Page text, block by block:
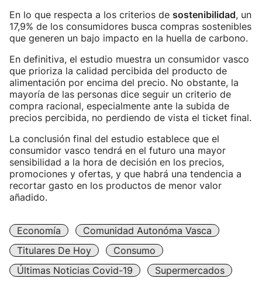
En lo que respecta a los criterios de sostenibilidad, un
17,9% de los consumidores busca compras sostenibles
que generen un bajo impacto en la huella de carbono.
En definitiva, el estudio muestra un consumidor vasco
que prioriza la calidad percibida del producto de
alimentación por encima del precio. No obstante, la
mayoría de las personas dice seguir un criterio de
compra racional, especialmente ante la subida de
precios percibida, no perdiendo de vista el ticket final.
La conclusión final del estudio establece que el
consumidor vasco tendrá en el futuro una mayor
sensibilidad a la hora de decisión en los precios,
promociones y ofertas, y que habrá una tendencia a
recortar gasto en los productos de menor valor
añadido.
Economía
Comunidad Autonóma Vasca
Titulares De Hoy
Consumo
Últimas Noticias Covid-19
Supermercados